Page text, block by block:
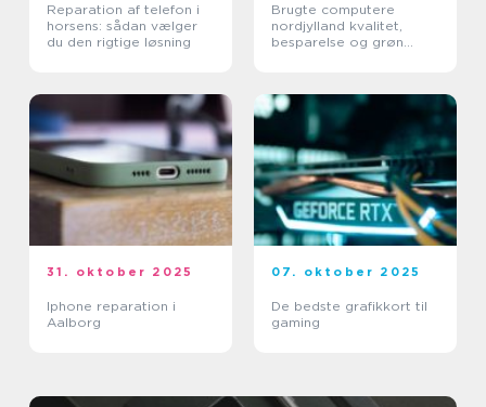
Reparation af telefon i
horsens: sådan vælger
du den rigtige løsning
Brugte computere
nordjylland kvalitet,
besparelse og grøn
31. oktober 2025
Iphone reparation i
Aalborg
07. oktober 2025
De bedste grafikkort til
gaming